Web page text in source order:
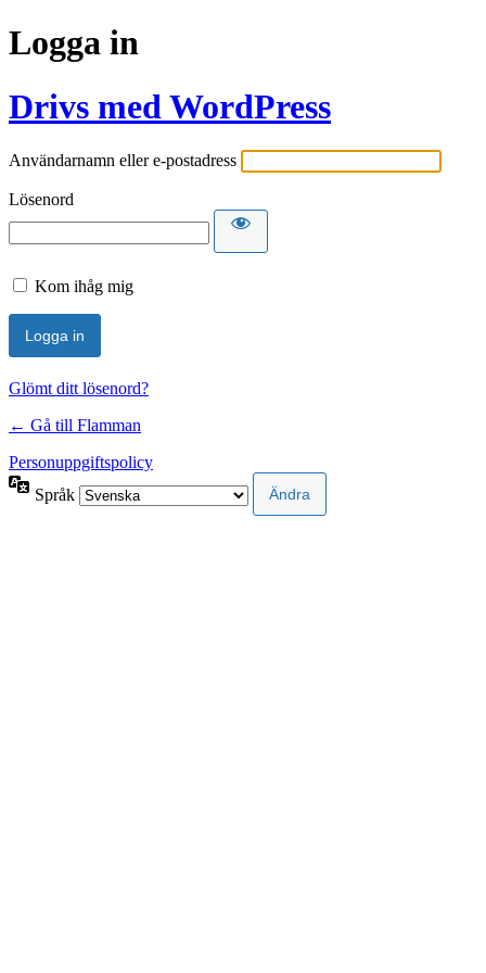
Logga in
Drivs med WordPress
Användarnamn eller e-postadress
Lösenord
Kom ihåg mig
Glömt ditt lösenord?
← Gå till Flamman
Personuppgiftspolicy
Språk